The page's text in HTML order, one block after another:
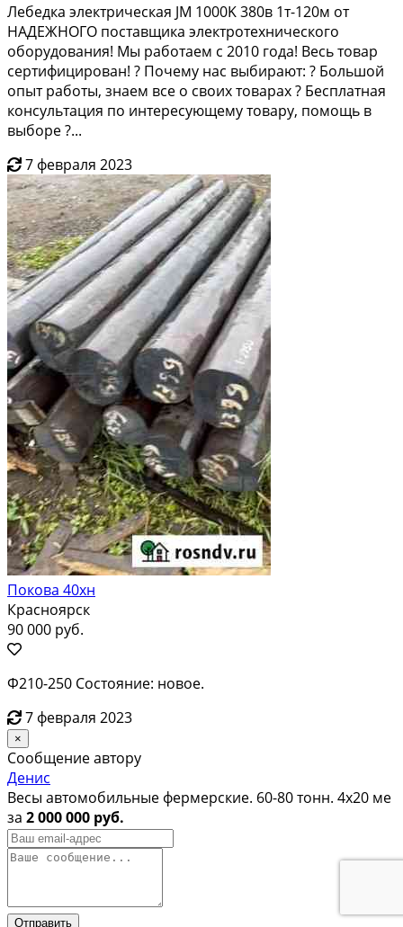
Лебедка электрическая JM 1000K 380в 1т-120м от
НАДЕЖНОГО поставщика электротехнического
оборудования! Мы работаем с 2010 года! Весь товар
сертифицирован! ? Почему нас выбирают: ? Большой
опыт работы, знаем все о своих товарах ? Бесплатная
консультация по интересующему товару, помощь в
выборе ?...
7 февраля 2023
Покова 40хн
Красноярск
90 000 руб.
Ф210-250 Состояние: новое.
7 февраля 2023
×
Сообщение автору
Денис
Весы автомобильные фермерские. 60-80 тонн. 4х20 ме
за 2 000 000 руб.
Отправить